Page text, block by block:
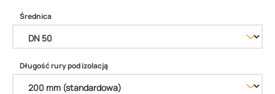
Średnica
Długość rury pod izolacją